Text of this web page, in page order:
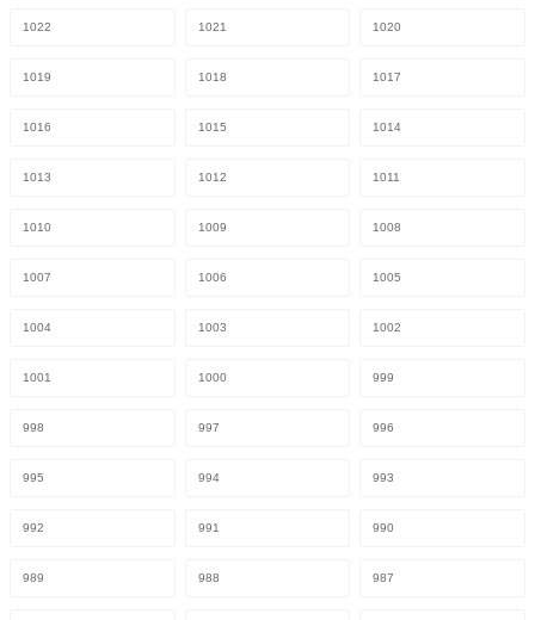
1022 1021 1020
1019 1018 1017
1016 1015 1014
1013 1012 1011
1010 1009 1008
1007 1006 1005
1004 1003 1002
1001 1000 999
998 997 996
995 994 993
992 991 990
989 988 987